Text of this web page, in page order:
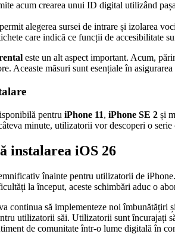
acum crearea unui ID digital utilizând
alegerea sursei de intrare și izolarea
care indică ce funcții de accesibilitate
este un alt aspect important. Acum,
Aceaste măsuri sunt esențiale în
pentru iPhone 11, iPhone SE 2 și
minute, utilizatorii vor descoperi o
instalarea iOS 26
înainte pentru utilizatorii de
la început, aceste schimbări aduc o
continua să implementeze noi îmbunătățiri
utilizatorii săi. Utilizatorii sunt încurajați
de comunitate într-o lume digitală în